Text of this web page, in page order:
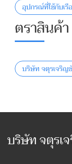
อุปกรณ์ที่ใช้กับเรื
ตราสินค้า
บริษัท จตุรเจริญ
บริษัท จตุรเ